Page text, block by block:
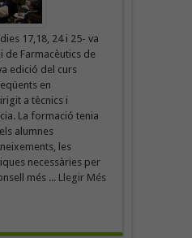
17,18, 24 i 25- va
de Farmacèutics de
edició del curs
en
a tècnics i
La formació tenia
alumnes
les
necessàries per
més ... Llegir Més